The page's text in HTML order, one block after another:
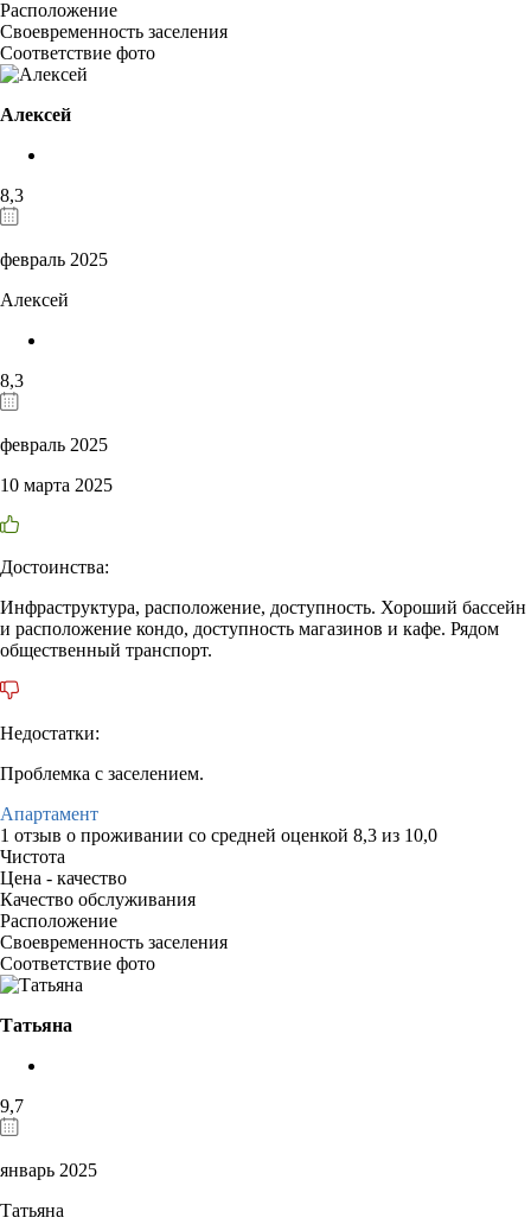
Расположение
Своевременность заселения
Соответствие фото
Алексей
8,3
февраль 2025
Алексей
8,3
февраль 2025
10 марта 2025
Достоинства:
Инфраструктура, расположение, доступность. Хороший бассейн
и расположение кондо, доступность магазинов и кафе. Рядом
общественный транспорт.
Недостатки:
Проблемка с заселением.
Апартамент
1 отзыв о проживании со средней оценкой 8,3 из 10,0
Чистота
Цена - качество
Качество обслуживания
Расположение
Своевременность заселения
Соответствие фото
Татьяна
9,7
январь 2025
Татьяна